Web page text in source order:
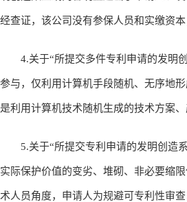
经查证，该公司没有参保人员和实缴资
4.关于“所提交多件专利申请的发明创
参与，仅利用计算机手段随机、无序地
是利用计算机技术随机生成的技术方案
5.关于“所提交专利申请的发明创造系
实际保护价值的变劣、堆砌、非必要缩
术人员角度，申请人为规避可专利性审